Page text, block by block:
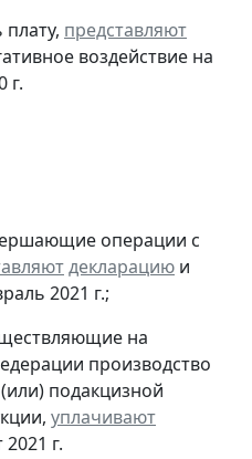
представляют
воздействие на
г.
операции с
декларацию и
2021 г.;
на
производство
подакцизной
уплачивают
г.
данные